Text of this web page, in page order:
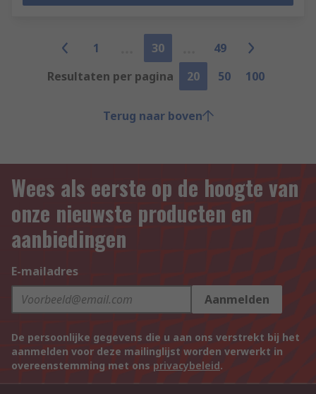
1 30
49
Resultaten per pagina
20 50 100
Terug naar boven
Wees als eerste op de hoogte van
onze nieuwste producten en
aanbiedingen
E-mailadres
Aanmelden
De persoonlijke gegevens die u aan ons verstrekt bij het
aanmelden voor deze mailinglijst worden verwerkt in
overeenstemming met ons privacybeleid.